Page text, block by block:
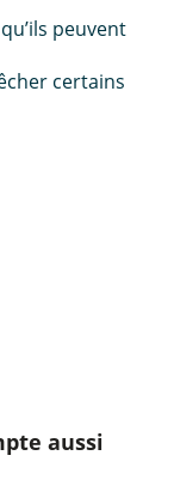
peuvent
certains
aussi